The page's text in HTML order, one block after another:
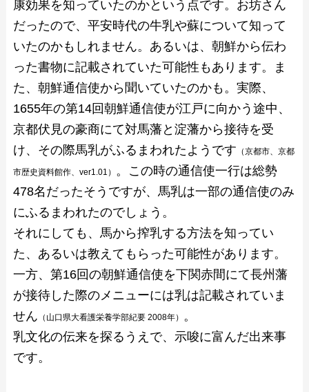
康効果を知っていたのかという点です。お坊さん
だったので、平安時代の牛乳や蘇について知って
いたのかもしれません。あるいは、朝鮮から伝わ
った書物に記載されていた可能性もあります。ま
た、朝鮮通信使から聞いていたのかも。実際、
1655年の第14回朝鮮通信使が江戸に向かう途中、
京都伏見の豪商にて対馬藩と淀藩から接待を受
け、その際馬乳がふるまわれたようです （京都市、京都
市歴史資料館作、ver1.01） 。この時の通信使一行は総勢
478名だったそうですが、馬乳は一部の通信使のみ
にふるまわれたのでしょう。
それにしても、馬から搾乳する方法を知ってい
た、あるいは教えてもらった可能性があります。
一方、第16回の朝鮮通信使を下関赤間にて長州藩
が接待した際のメニューには乳は記載されていま
せん （山口県大看護栄養学部紀要 2008年） 。
乳文化の伝来を探るうえで、示唆に富んだ出来事
です。